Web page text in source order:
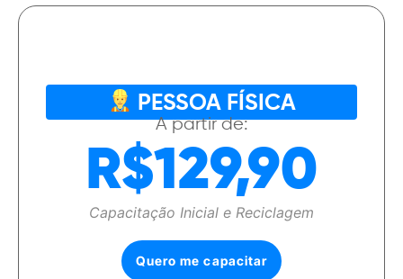
PESSOA FÍSICA
A partir de:
R$129,90
Capacitação Inicial e Reciclagem
Quero me capacitar